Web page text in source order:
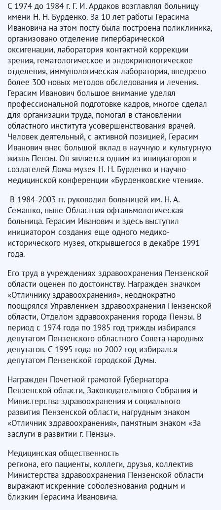
С 1974 до 1984 г. Г. И. Ардаков возглавлял больницу
имени Н. Н. Бурденко. За 10 лет работы Герасима
Ивановича на этом посту была построена поликлиника,
организовано отделение гипербарической
оксигенации, лаборатория контактной коррекции
зрения, гематологическое и эндокринологическое
отделения, иммунологическая лаборатория, внедрено
более 300 новых методов обследования и лечения.
Герасим Иванович большое внимание уделял
профессиональной подготовке кадров, многое сделал
для организации труда, помогал в становлении
областного института усовершенствования врачей.
Человек деятельный, с активной позицией, Герасим
Иванович внес большой вклад в научную и культурную
жизнь Пензы. Он является одним из инициаторов и
создателей Дома-музея Н. Н. Бурденко и научно-
медицинской конференции «Бурденковские чтения».
В 1984-2003 гг. руководил больницей им. Н. А.
Семашко, ныне Областная офтальмологическая
больница. Герасим Иванович и здесь выступил
инициатором создания еще одного медико-
исторического музея, открывшегося в декабре 1991
года.
Его труд в учреждениях здравоохранения Пензенской
области оценен по достоинству. Награжден значком
«Отличнику здравоохранения», неоднократно
поощрялся Управлением здравоохранения Пензенской
области, Отделом здравоохранения города Пензы. В
период с 1974 года по 1985 год трижды избирался
депутатом Пензенского областного Совета народных
депутатов. С 1995 года по 2002 год избирался
депутатом Пензенской городской Думы.
Награжден Почетной грамотой Губернатора
Пензенской области, Законодательного Собрания и
Министерства здравоохранения и социального
развития Пензенской области, нагрудным знаком
«Отличник здравоохранения», памятным знаком «За
заслуги в развитии г. Пензы».
Медицинская общественность
региона, его пациенты, коллеги, друзья, коллектив
Министерства здравоохранения Пензенской области
выражают искренние соболезнования родным и
близким Герасима Ивановича.